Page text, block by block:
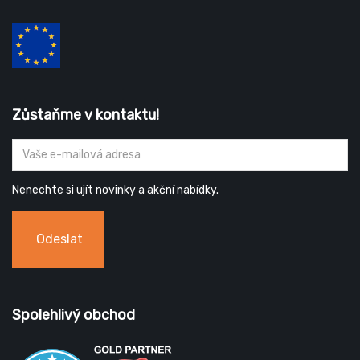
Zůstaňme v kontaktu!
Nenechte si ujít novinky a akční nabídky.
Odeslat
Spolehlivý obchod